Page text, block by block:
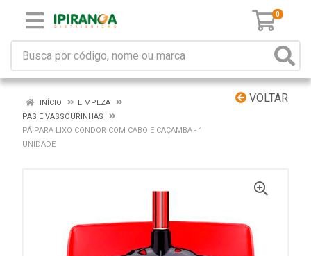
0
VOLTAR
INÍCIO
LIMPEZA
PAS E VASSOURINHAS
PÁ PARA LIXO CONDOR COM CABO E CAÇAMBA - 1
UNIDADE